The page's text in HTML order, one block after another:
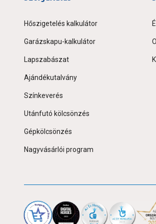
Hőszigetelés kalkulátor
Garázskapu-kalkulátor
Lapszabászat
Ajándékutalvány
Színkeverés
Utánfutó kölcsönzés
Gépkölcsönzés
Nagyvásárlói program